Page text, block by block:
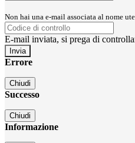
Non hai una e-mail associata al nome
E-mail inviata, si prega di
Errore
Chiudi
Successo
Chiudi
Informazione